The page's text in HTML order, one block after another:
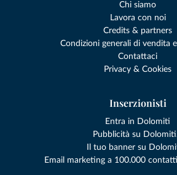
Chi siamo
Lavora con noi
Credits & partners
Condizioni generali di vendita
Contattaci
Privacy & Cookies
Inserzionisti
Entra in Dolomiti
Pubblicità su
Il tuo banner su
Email marketing a 100.000